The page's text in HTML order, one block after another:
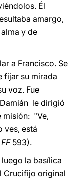
Él
amargo,
y de
a Francisco. Se
fijar su mirada
voz. Fue
le dirigió
misión: "Ve,
ves, está
FF593).
luego la basílica
Crucifijo original